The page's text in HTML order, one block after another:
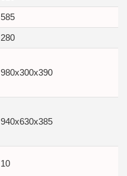
585
280
980x300x390
940x630x385
10